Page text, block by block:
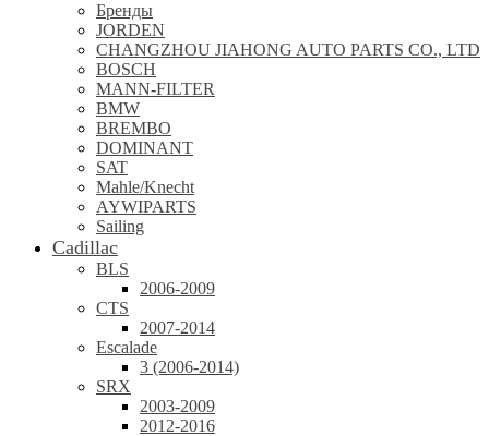
Бренды
JORDEN
CHANGZHOU JIAHONG AUTO PARTS CO., LTD
BOSCH
MANN-FILTER
BMW
BREMBO
DOMINANT
SAT
Mahle/Knecht
AYWIPARTS
Sailing
Cadillac
BLS
2006-2009
CTS
2007-2014
Escalade
3 (2006-2014)
SRX
2003-2009
2012-2016